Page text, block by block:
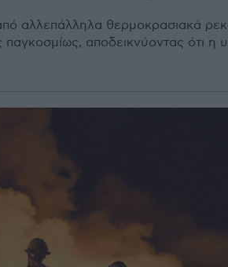
αλλεπάλληλα θερμοκρασιακά
αποδεικνύοντας ότι η